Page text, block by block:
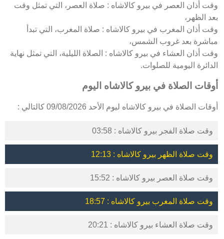
وقت أذان العصر في بيرو كالاشاه : صلاة العصر، التي تمثل وقت
بعد الظهر،
وقت أذان المغرب في بيرو كالاشاه : صلاة المغرب، التي تبدأ
مباشرة بعد غروب الشمس،
وقت أذان العشاء في بيرو كالاشاه : الصلاة الليلية، التي تمثل نهاية
الدائرة اليومية للصلوات.
أوقات الصلاة في بيرو كالاشاه اليوم
أوقات الصلاة في بيرو كالاشاه ليوم الأحد 09/08/2026 كالتالي :
وقت صلاة الفجر بيرو كالاشاه : 03:58
وقت صلاة الظهر بيرو كالاشاه : 12:13
وقت صلاة العصر بيرو كالاشاه : 15:52
وقت صلاة المغرب بيرو كالاشاه : 18:57
وقت صلاة العشاء بيرو كالاشاه : 20:21